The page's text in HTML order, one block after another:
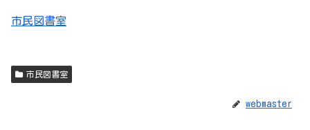
市民図書室
市民図書室
webmaster